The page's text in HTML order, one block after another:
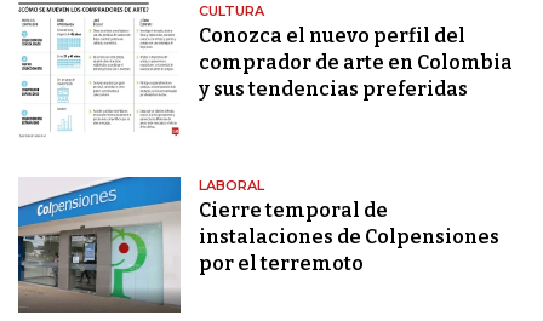
CULTURA
Conozca el nuevo perfil del
comprador de arte en Colombia
y sus tendencias preferidas
LABORAL
Cierre temporal de
instalaciones de Colpensiones
por el terremoto